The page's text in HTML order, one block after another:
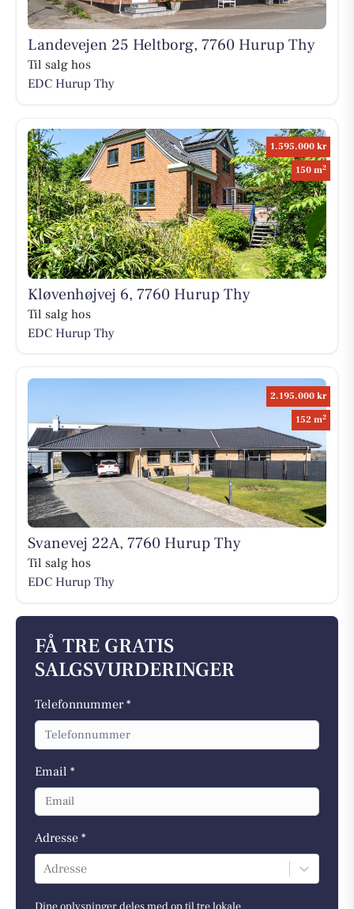
Landevejen 25 Heltborg, 7760 Hurup Thy
Til salg hos
EDC Hurup Thy
1.595.000 kr
150 m2
Kløvenhøjvej 6, 7760 Hurup Thy
Til salg hos
EDC Hurup Thy
2.195.000 kr
152 m2
Svanevej 22A, 7760 Hurup Thy
Til salg hos
EDC Hurup Thy
FÅ TRE GRATIS
SALGSVURDERINGER
Telefonnummer *
Email *
Adresse *
Adresse